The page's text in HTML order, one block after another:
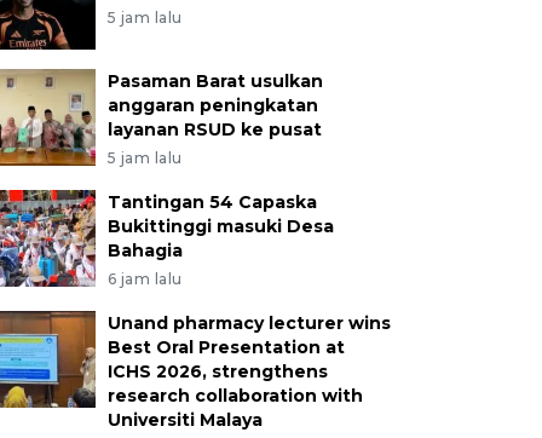
5 jam lalu
Pasaman Barat usulkan
anggaran peningkatan
layanan RSUD ke pusat
5 jam lalu
Tantingan 54 Capaska
Bukittinggi masuki Desa
Bahagia
6 jam lalu
Unand pharmacy lecturer wins
Best Oral Presentation at
ICHS 2026, strengthens
research collaboration with
Universiti Malaya